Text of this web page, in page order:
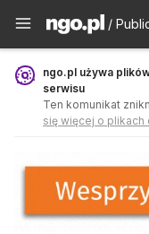
/
ngo.pl używa
serwisu
Ten komunikat
się więcej o plikach